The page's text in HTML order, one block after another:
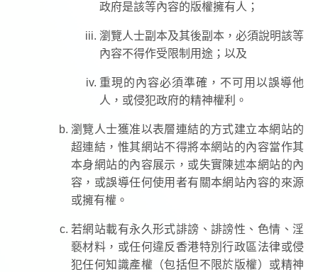
政府是該等內容的版權擁有人；
瀏覽人士副本及其後副本，必須說明該等
內容不得作受限制用途；以及
重現的內容必須準確，不可用以誤導他
人，或侵犯政府的精神權利。
瀏覽人士獲准以表層連結的方式建立本網站的
超連結，惟其網站不得將本網站的內容當作其
本身網站的內容展示，或失實陳述本網站的內
容，或誤導任何使用者有關本網站內容的來源
或擁有權。
若網站載有永久形式誹謗、誹謗性、色情、淫
褻材料，或任何違反香港特別行政區法律或侵
犯任何知識產權（包括但不限於版權）或精神